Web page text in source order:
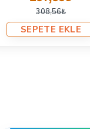
uzun süreli
yardımcı olur.
Ürünlerin
SEPETE EKLE